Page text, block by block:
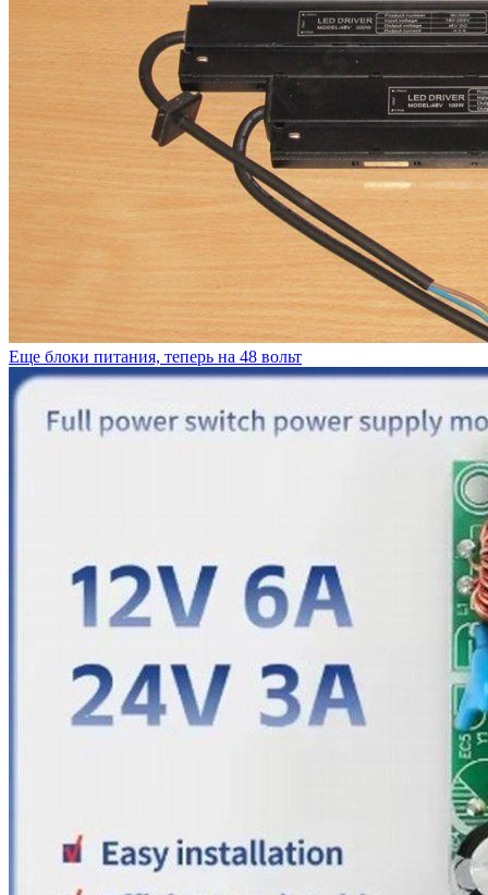
Еще блоки питания, теперь на 48 вольт